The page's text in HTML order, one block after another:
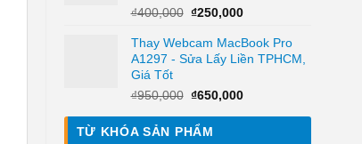
₫400,000 Giá
là:
₫400,000.
₫250,000Giá
tại
là:
Thay Webcam MacBook Pro
A1297 - Sửa Lấy Liền TPHCM,
Giá Tốt
₫950,000 Giá
là:
₫650,000Giá
TỪ KHÓA SẢN PHẨM